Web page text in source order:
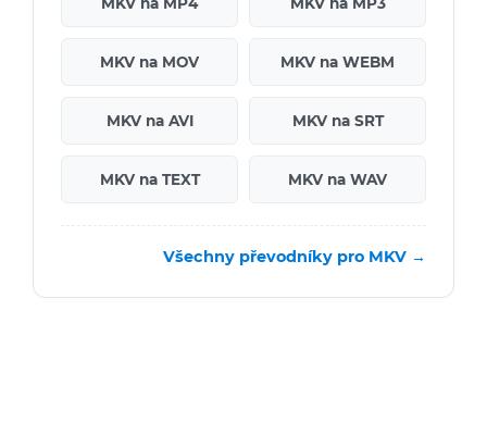
MKV na MOV MKV na WEBM
MKV na AVI MKV na SRT
MKV na TEXT MKV na WAV
Všechny převodníky pro MKV →